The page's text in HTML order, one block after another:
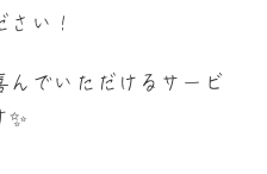
い！
んでいただけるサービ
✨